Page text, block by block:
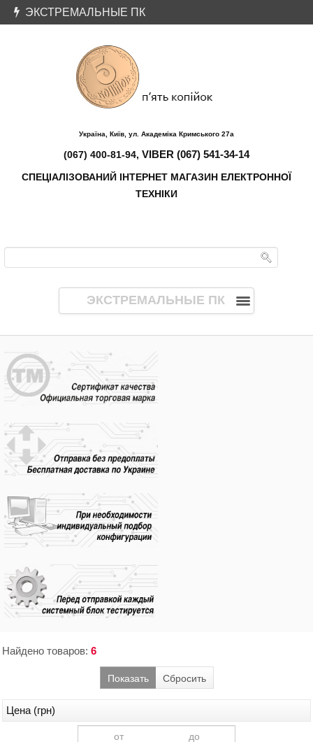
Україна, Київ, ул. Академіка Кримського 27а
(067) 400-81-94, VIBER (067) 541-34-14
СПЕЦІАЛІЗОВАНИЙ ІНТЕРНЕТ МАГАЗИН ЕЛЕКТРОННОЇ
ТЕХНІКИ
ЭКСТРЕМАЛЬНЫЕ ПК
Найдено товаров: 6
Показать Сбросить
Цена (грн)
ЭКСТРЕМАЛЬНЫЕ ПК